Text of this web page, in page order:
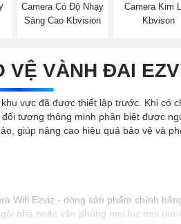
Camera Có Độ Nhạy
Sáng Cao Kbvision
Camera Kim
Kbvison
VỆ VÀNH ĐAI
vực đã được thiết lập trước. Khi có
tượng thông minh phân biệt được
giúp nâng cao hiệu quả bảo vệ và
Wifi Ezviz - dòng sản phẩm chính
nhà hoặc văn phòng mọi lúc mọi nơi